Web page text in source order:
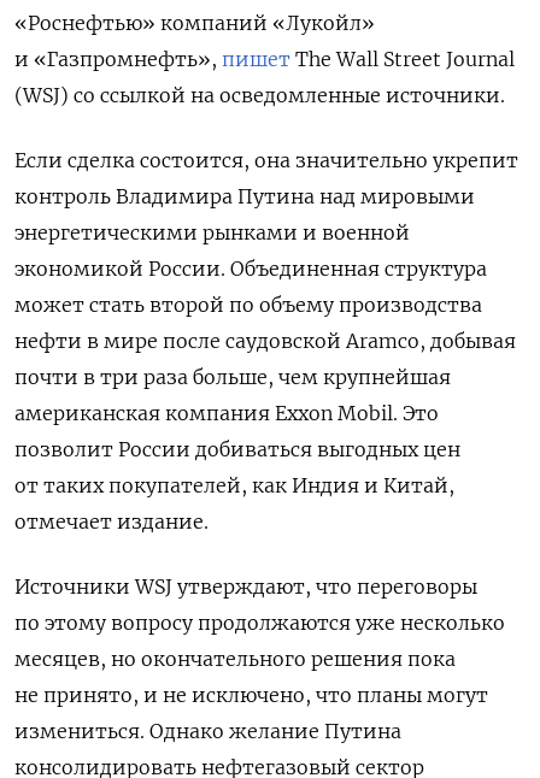
«Роснефтью» компаний «Лукойл»
и «Газпромнефть», пишет The Wall Street Journal
(WSJ) со ссылкой на осведомленные источники.
Если сделка состоится, она значительно укрепит
контроль Владимира Путина над мировыми
энергетическими рынками и военной
экономикой России. Объединенная структура
может стать второй по объему производства
нефти в мире после саудовской Aramco, добывая
почти в три раза больше, чем крупнейшая
американская компания Exxon Mobil. Это
позволит России добиваться выгодных цен
от таких покупателей, как Индия и Китай,
отмечает издание.
Источники WSJ утверждают, что переговоры
по этому вопросу продолжаются уже несколько
месяцев, но окончательного решения пока
не принято, и не исключено, что планы могут
измениться. Однако желание Путина
консолидировать нефтегазовый сектор